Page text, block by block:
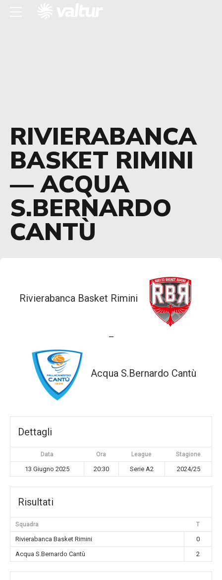
RIVIERABANCA
BASKET RIMINI
— ACQUA
S.BERNARDO
CANTÙ
Rivierabanca Basket Rimini
—
Acqua S.Bernardo Cantù
Dettagli
Data Ora League Stagione
13 Giugno 2025 20:30 Serie A2 2024/25
Risultati
Squadra T
Rivierabanca Basket Rimini
0
Acqua S.Bernardo Cantù
2